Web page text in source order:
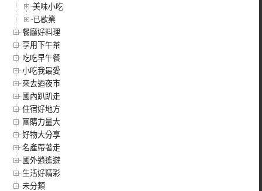
美味小吃
已歇業
餐廳好料理
享用下午茶
吃吃早午餐
小吃我最愛
來去迺夜市
國內趴趴走
住宿好地方
團購力量大
好物大分享
名產帶著走
國外逍遙遊
生活好精彩
未分類